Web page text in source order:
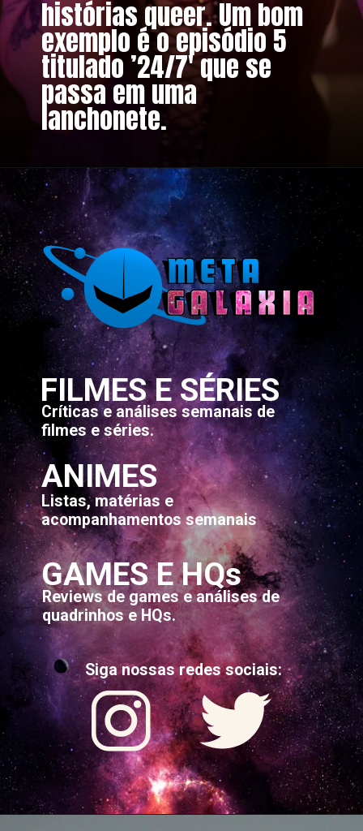
histórias queer. Um bom
exemplo é o episódio 5
titulado ’24/7′ que se
passa em uma
lanchonete.
FILMES E SÉRIES
Críticas e análises semanais de
filmes e séries.
ANIMES
Listas, matérias e
acompanhamentos semanais
GAMES E HQs
Reviews de games e análises de
quadrinhos e HQs.
Siga nossas redes sociais: